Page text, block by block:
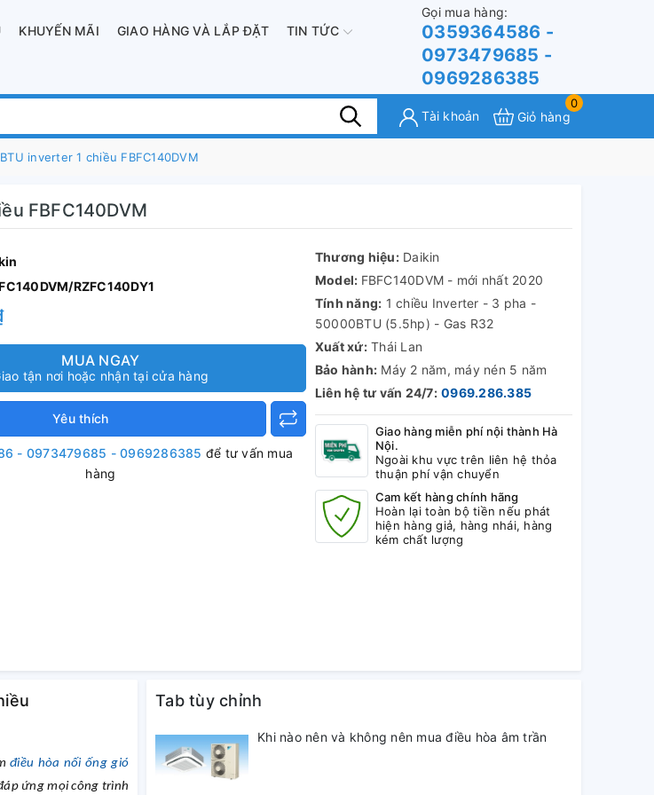
KHUYẾN MÃI GIAO HÀNG VÀ LẮP ĐẶT TIN TỨC
Gọi mua hàng:
0359364586 -
0973479685 -
0969286385
Tài khoản
0
Giỏ hàng
inverter 1 chiều FBFC140DVM
FBFC140DVM
RZFC140DY1
MUA NGAY
tận nơi hoặc nhận tại cửa hàng
Yêu thích
- 0973479685 - 0969286385 để tư vấn mua
hàng
Thương hiệu:Daikin
Model: FBFC140DVM - mới nhất 2020
Tính năng: 1 chiều Inverter - 3 pha -
50000BTU (5.5hp) - Gas R32
Xuất xứ:Thái Lan
Bảo hành: Máy 2 năm, máy nén 5 năm
Liên hệ tư vấn 24/7: 0969.286.385
Giao hàng miễn phí nội thành Hà
Nội.
Ngoài khu vực trên liên hệ thỏa
thuận phí vận chuyển
Cam kết hàng chính hãng
Hoàn lại toàn bộ tiền nếu phát
hiện hàng giả, hàng nhái, hàng
kém chất lượng
điều hòa nối ống gió
ứng mọi công trình
Tab tùy chỉnh
Khi nào nên và không nên mua điều hòa âm trần